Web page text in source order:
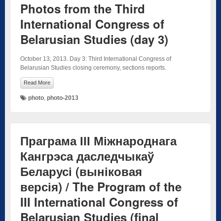
Photos from the Third
International Congress of
Belarusian Studies (day 3)
October 13, 2013. Day 3: Third International Congress of
Belarusian Studies closing ceremony, sections reports.
Read More
photo, photo-2013
Праграма ІІІ Міжнароднага
Кангрэса даследчыкаў
Беларусі (выніковая
версія) / The Program of the
III International Congress of
Belarusian Studies (final